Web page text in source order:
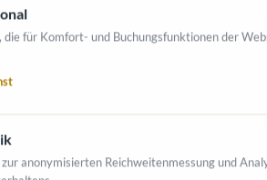
77 Seelen-Dorf. Die digitale Welt ist
individuellen Bedürfnissen. Peakmedia
der Planung bis hin zur Umsetzung.
tätig:
die für Komfort- und Buchungsfunktionen der
anonymisierten Reichweitenmessung und